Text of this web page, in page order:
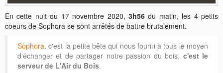
En cette nuit du 17 novembre 2020, 3h56du matin, les 4 petits
coeurs de Sophora se sont arrêtés de battre brutalement.
Sophora, c'est la petite bête qui nous fourni à tous le moyen
d'échanger et de partager notre passion du bois, c'est le
serveur de L'Air du Bois.